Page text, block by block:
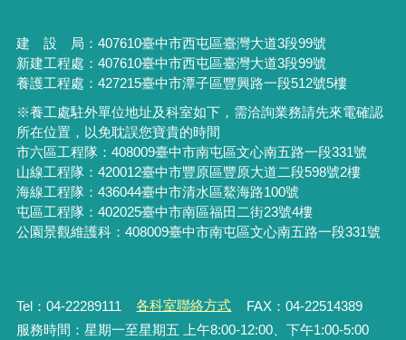
建 設 局： 407610臺中市西屯區臺灣大道3段99號
新建工程處：407610臺中市西屯區臺灣大道3段99號
養護工程處：427215臺中市潭子區豐興路一段512號5樓
※養工處駐外單位地址及科室如下，需洽詢業務請先來電確認
所在位置，以免耽誤您寶貴的時間
市六區工程隊：408009臺中市南屯區文心南五路一段331號
山線工程隊：420012臺中市豐原區豐原大道二段598號2樓
海線工程隊：436044臺中市清水區鰲海路100號
屯區工程隊：402025臺中市南區福田二街23號4樓
公園景觀維護科：408009臺中市南屯區文心南五路一段331號
Tel：04-22289111 各科室聯絡方式
FAX：04-22514389
服務時間：星期一至星期五 上午8:00-12:00、下午1:00-5:00